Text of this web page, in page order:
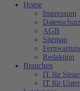
Home
Impressum
Datenschutz
AGB
Sitemap
Redaktion
Branchen
IT für
IT für